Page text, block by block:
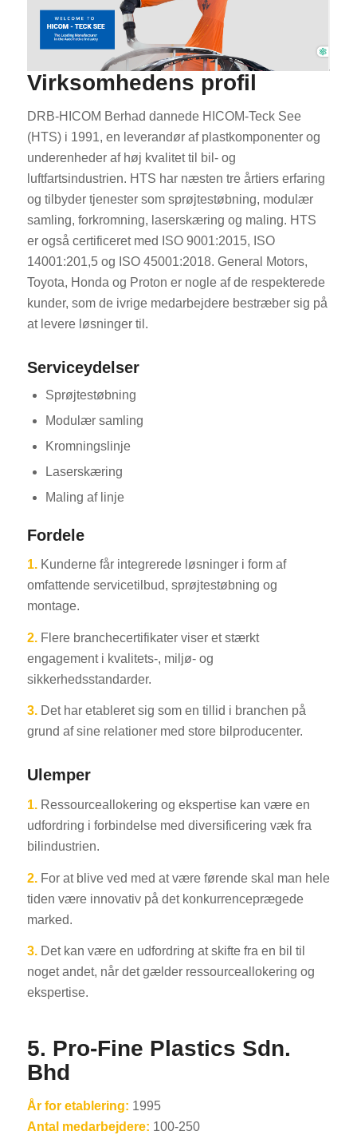
Virksomhedens profil
DRB-HICOM Berhad dannede HICOM-Teck See
(HTS) i 1991, en leverandør af plastkomponenter og
underenheder af høj kvalitet til bil- og
luftfartsindustrien. HTS har næsten tre årtiers erfaring
og tilbyder tjenester som sprøjtestøbning, modulær
samling, forkromning, laserskæring og maling. HTS
er også certificeret med ISO 9001:2015, ISO
14001:201,5 og ISO 45001:2018. General Motors,
Toyota, Honda og Proton er nogle af de respekterede
kunder, som de ivrige medarbejdere bestræber sig på
at levere løsninger til.
Serviceydelser
Sprøjtestøbning
Modulær samling
Kromningslinje
Laserskæring
Maling af linje
Fordele
1. Kunderne får integrerede løsninger i form af
omfattende servicetilbud, sprøjtestøbning og
montage.
2. Flere branchecertifikater viser et stærkt
engagement i kvalitets-, miljø- og
sikkerhedsstandarder.
3. Det har etableret sig som en tillid i branchen på
grund af sine relationer med store bilproducenter.
Ulemper
1. Ressourceallokering og ekspertise kan være en
udfordring i forbindelse med diversificering væk fra
bilindustrien.
2.For at blive ved med at være førende skal man hele
tiden være innovativ på det konkurrenceprægede
marked.
3. Det kan være en udfordring at skifte fra en bil til
noget andet, når det gælder ressourceallokering og
ekspertise.
5. Pro-Fine Plastics Sdn.
Bhd
År for etablering: 1995
Antal medarbejdere: 100-250